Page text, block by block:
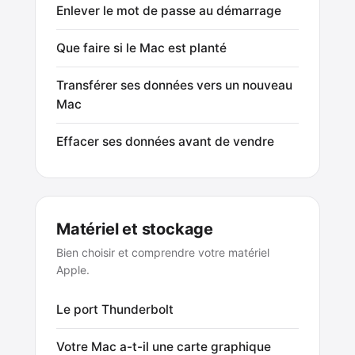
Enlever le mot de passe au démarrage
Que faire si le Mac est planté
Transférer ses données vers un nouveau
Mac
Effacer ses données avant de vendre
Matériel et stockage
Bien choisir et comprendre votre matériel
Apple.
Le port Thunderbolt
Votre Mac a-t-il une carte graphique